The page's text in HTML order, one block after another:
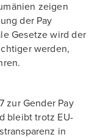
zeigen
der Pay
Gesetze wird der
werden,
zur Gender Pay
bleibt trotz EU-
in